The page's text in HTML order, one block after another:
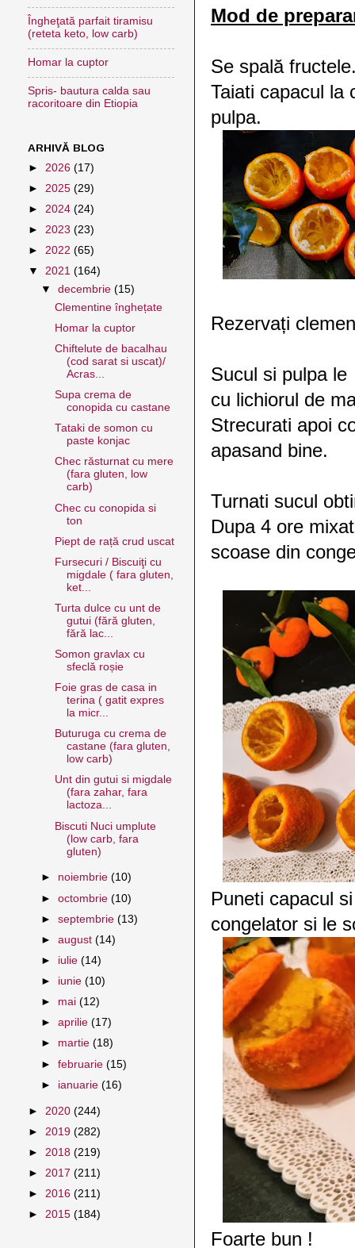
Mod de
Se spală
Taiati capacul la
pulpa.
Rezervați
Sucul si pulpa
cu lichiorul de
Strecurati apoi
apasand bine.
Turnati sucul
Dupa 4 ore
scoase din
Puneti capacul
congelator si le
Foarte bun !
Îngheţată parfait tiramisu
(reteta keto, low carb)
Homar la cuptor
Spris- bautura calda sau
racoritoare din Etiopia
ARHIVĂ BLOG
► 2026 (17)
► 2025 (29)
► 2024 (24)
► 2023 (23)
► 2022 (65)
▼ 2021 (164)
▼decembrie(15)
Clementine înghețate
Homar la cuptor
Chiftelute de bacalhau
(cod sarat si uscat)/
Acras...
Supa crema de
conopida cu castane
Tataki de somon cu
paste konjac
Chec răsturnat cu mere
(fara gluten, low
carb)
Chec cu conopida si
ton
Piept de rață crud uscat
Fursecuri / Biscuiţi cu
migdale ( fara gluten,
ket...
Turta dulce cu unt de
gutui (fără gluten,
fără lac...
Somon gravlax cu
sfeclă roșie
Foie gras de casa in
terina ( gatit expres
la micr...
Buturuga cu crema de
castane (fara gluten,
low carb)
Unt din gutui si migdale
(fara zahar, fara
lactoza...
Biscuti Nuci umplute
(low carb, fara
gluten)
► noiembrie(10)
►octombrie(10)
►septembrie(13)
►august(14)
► iulie(14)
► iunie(10)
► mai(12)
►aprilie(17)
► martie(18)
►februarie(15)
► ianuarie(16)
► 2020 (244)
► 2019 (282)
► 2018 (219)
► 2017 (211)
► 2016 (211)
► 2015 (184)